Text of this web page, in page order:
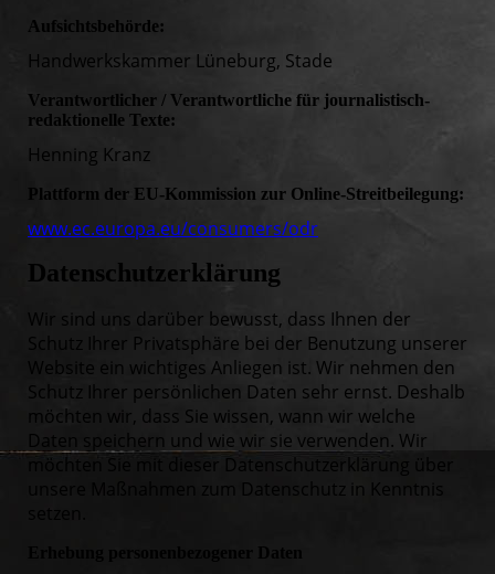
Aufsichtsbehörde:
Handwerkskammer Lüneburg, Stade
Verantwortlicher / Verantwortliche für journalistisch-
redaktionelle Texte:
Henning Kranz
Plattform der EU-Kommission zur Online-Streitbeilegung:
www.ec.europa.eu/consumers/odr
Datenschutz­erklärung
Wir sind uns darüber bewusst, dass Ihnen der
Schutz Ihrer Privatsphäre bei der Benutzung unserer
Website ein wichtiges Anliegen ist. Wir nehmen den
Schutz Ihrer persönlichen Daten sehr ernst. Deshalb
möchten wir, dass Sie wissen, wann wir welche
Daten speichern und wie wir sie verwenden. Wir
möchten Sie mit dieser Datenschutzerklärung über
unsere Maßnahmen zum Datenschutz in Kenntnis
setzen.